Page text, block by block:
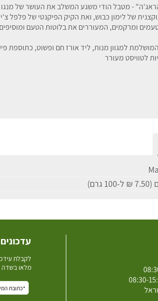
- מטבל הודי משגע המשלב את העושר של
של לימון כבוש, ואת הקיק הפיקנטי של פלפל
ומרקמים, המעוררים את בלוטות הטעם ומוסיפים
למגוון מנות, ליד אורז חם ופשוט, כתוספת
לטוויסט מעורר
לקבלת
מלאו בשדה